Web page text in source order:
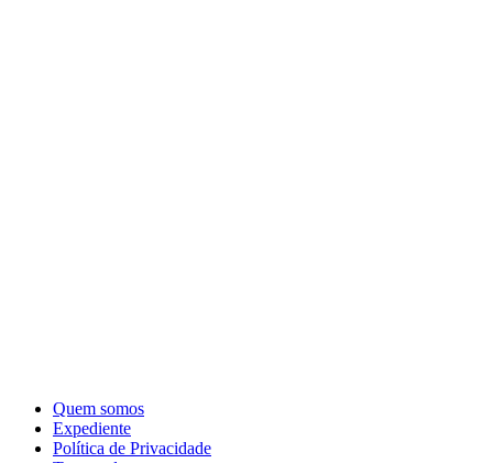
Quem somos
Expediente
Política de Privacidade